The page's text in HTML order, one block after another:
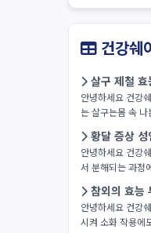
건강쉐
살구 제철
안녕하세요 건강
는 살구는몸 속
황달 증상
안녕하세요 건강
서 분해되는 과정
참외의 효능
안녕하세요 건강
시켜 소화 작용에